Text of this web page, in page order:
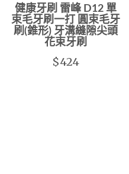
健康牙刷 雷峰 D12 單
束毛牙刷一打 圓束毛牙
刷(錐形) 牙溝縫隙尖頭
花束牙刷
$424